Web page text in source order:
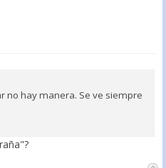
no hay manera. Se ve siempre